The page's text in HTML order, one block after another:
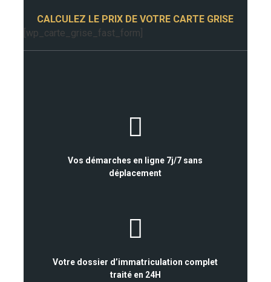
CALCULEZ LE PRIX DE VOTRE CARTE GRISE
[wp_carte_grise_fast_form]
Vos démarches en ligne 7j/7 sans
déplacement
Votre dossier d’immatriculation complet
traité en 24H